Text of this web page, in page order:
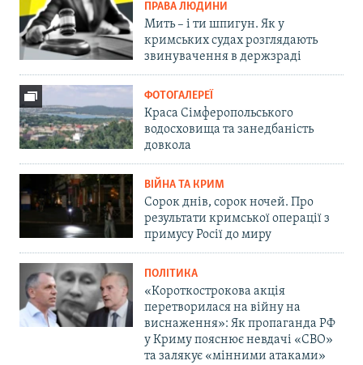
ПРАВА ЛЮДИНИ
Мить – і ти шпигун. Як у
кримських судах розглядають
звинувачення в держзраді
ФОТОГАЛЕРЕЇ
Краса Сімферопольського
водосховища та занедбаність
довкола
ВІЙНА ТА КРИМ
Сорок днів, сорок ночей. Про
результати кримської операції з
примусу Росії до миру
ПОЛІТИКА
«Короткострокова акція
перетворилася на війну на
виснаження»: Як пропаганда РФ
у Криму пояснює невдачі «СВО»
та залякує «мінними атаками»